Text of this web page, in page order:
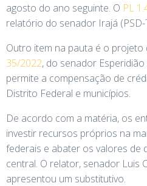
agosto do ano seguinte. O PL
relatório do senador Irajá (PSD-
Outro item na pauta é o projeto
35/2022, do senador Esperidião
permite a compensação de
Distrito Federal e municípios.
De acordo com a matéria, os
investir recursos próprios na
federais e abater os valores de
central. O relator, senador Luis
apresentou um substitutivo.